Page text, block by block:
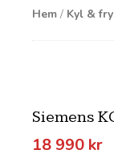
Hem / Kyl &
Siemens
18 990 kr